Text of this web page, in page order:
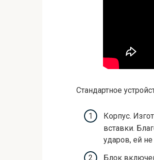
Стандартное
Корпус.
вставки.
ударов, ей
Блок